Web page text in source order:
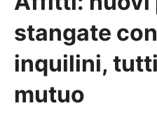
stangate
inquilini,
mutuo